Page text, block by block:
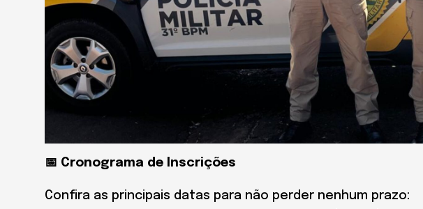
📅 Cronograma de Inscrições
Confira as principais datas para não perder nenhum prazo: